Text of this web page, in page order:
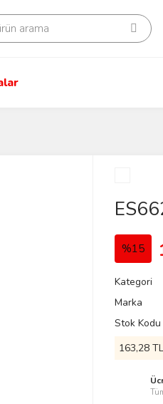
%15
Kategori
Marka
Stok Kodu
163,28